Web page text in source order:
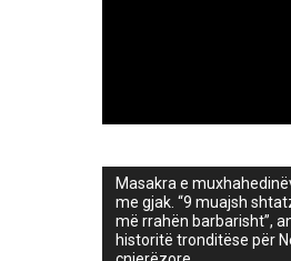
Masakra e
me gjak. “9 muajsh
më rrahën barbarisht”,
historitë tronditëse për